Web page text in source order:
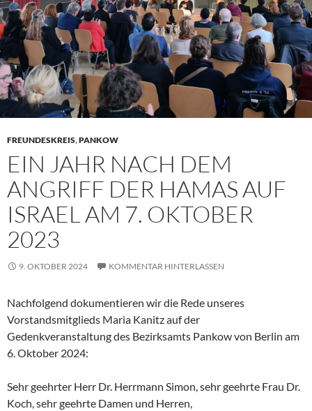
FREUNDESKREIS,PANKOW
EIN JAHR NACH DEM
ANGRIFF DER HAMAS AUF
ISRAEL AM 7. OKTOBER
2023
9. OKTOBER 2024 KOMMENTAR HINTERLASSEN
Nachfolgend dokumentieren wir die Rede unseres
Vorstandsmitglieds Maria Kanitz auf der
Gedenkveranstaltung des Bezirksamts Pankow von Berlin am
6. Oktober 2024:
Sehr geehrter Herr Dr. Herrmann Simon, sehr geehrte Frau Dr.
Koch, sehr geehrte Damen und Herren,